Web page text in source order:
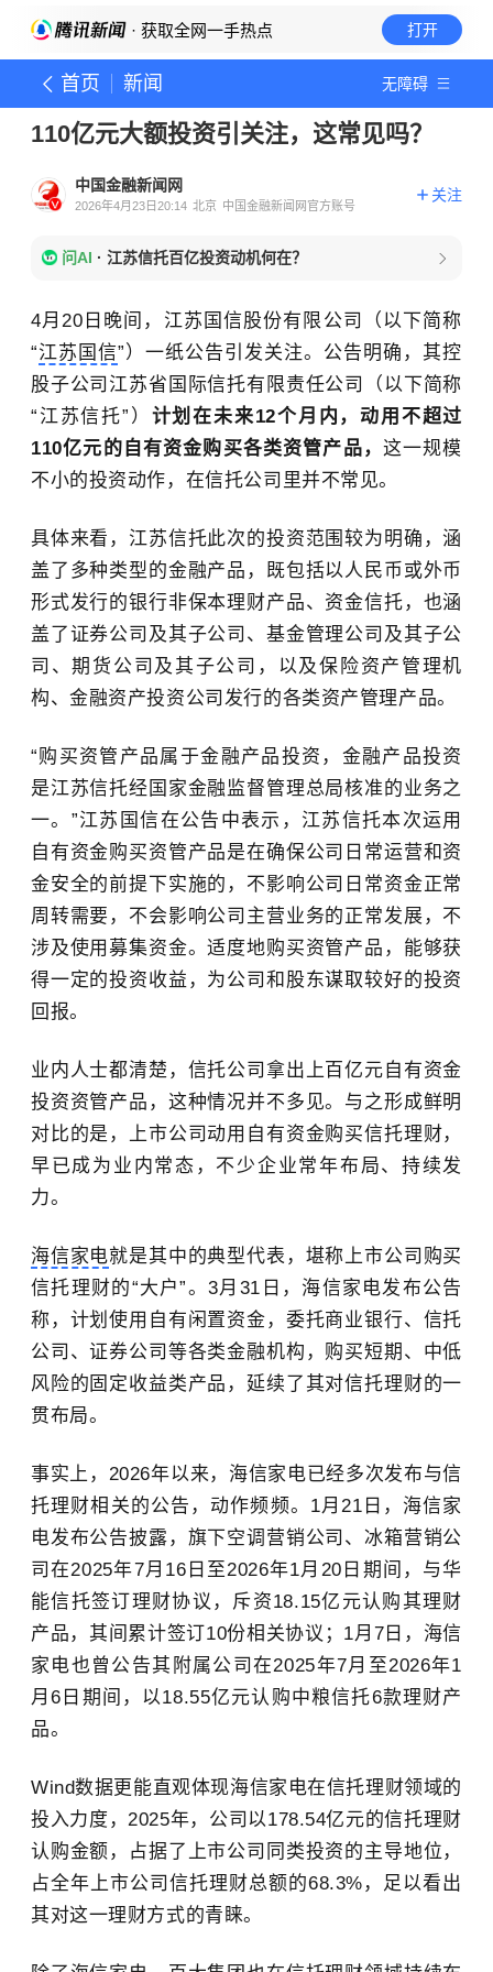
· 获取全网一手热点 打开
首页 新闻 无障碍
110亿元大额投资引关注，这常见吗？
中国金融新闻网
2026年4月23日20:14 北京 中国金融新闻网官方账号
关注
问AI · 江苏信托百亿投资动机何在？
4月20日晚间，江苏国信股份有限公司（以下简称
“江苏国信”）一纸公告引发关注。公告明确，其控
股子公司江苏省国际信托有限责任公司（以下简称
“江苏信托”） 计划在未来12个月内，动用不超过
110亿元的自有资金购买各类资管产品， 这一规模
不小的投资动作，在信托公司里并不常见。
具体来看，江苏信托此次的投资范围较为明确，涵
盖了多种类型的金融产品，既包括以人民币或外币
形式发行的银行非保本理财产品、资金信托，也涵
盖了证券公司及其子公司、基金管理公司及其子公
司、期货公司及其子公司，以及保险资产管理机
构、金融资产投资公司发行的各类资产管理产品。
“购买资管产品属于金融产品投资，金融产品投资
是江苏信托经国家金融监督管理总局核准的业务之
一。”江苏国信在公告中表示 ，江苏信托本次运用
自有资金购买资管产品是在确保公司日常运营和资
金安全的前提下实施的，不影响公司日常资金正常
周转需要，不会影响公司主营业务的正常发展，不
涉及使用募集资金。适度地购买资管产品，能够获
得一定的投资收益，为公司和股东谋取较好的投资
回报。
业内人士都清楚，信托公司拿出上百亿元自有资金
投资资管产品，这种情况并不多见。与之形成鲜明
对比的是，上市公司动用自有资金购买信托理财，
早已成为业内常态，不少企业常年布局、持续发
力。
海信家电就是其中的典型代表，堪称上市公司购买
信托理财的“大户”。3月31日，海信家电发布公告
称，计划使用自有闲置资金，委托商业银行、信托
公司、证券公司等各类金融机构，购买短期、中低
风险的固定收益类产品，延续了其对信托理财的一
贯布局。
事实上， 2026年以来，海信家电已经多次发布与信
托理财相关的公告，动作频频。 1月21日，海信家
电发布公告披露，旗下空调营销公司、冰箱营销公
司在2025年7月16 日至2026年1月20日期间，与华
能信托签订理财协议，斥资18.15亿元认购其理财
产品，其间累计签订10份相关协议 ； 1月7日，海信
家电也 曾公告其附属公司在2025年7月至2026年1
月6日期间，以18.55亿元认购中粮信托6款理财产
品。
Wind数据更能直观体现海信家电在信托理财领域的
投入力度，2025年，公司以178.54亿元的信托理财
认购金额，占据了上市公司同类投资的主导地位，
占全年上市公司信托理财总额的68.3%，足以看出
其对这一理财方式的青睐。